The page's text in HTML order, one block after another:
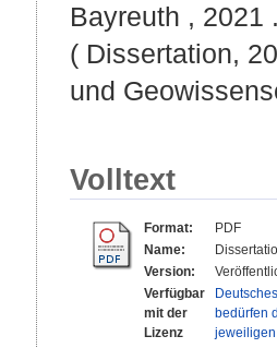
Bayreuth , 2021
( Dissertation,
und
Volltext
Format:
PDF
Name:
Version:
Verfügbar
mit der
Lizenz
bedürfen